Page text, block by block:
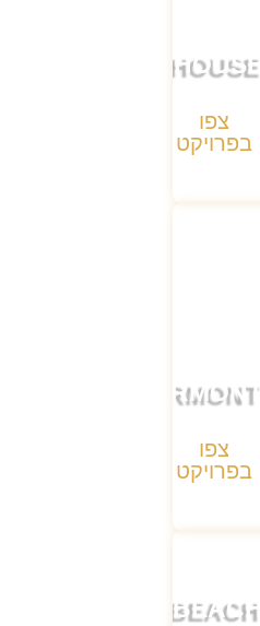
ARTHOUSE
צפו
בפרויקט
FAIRMONT
צפו
בפרויקט
BEACH